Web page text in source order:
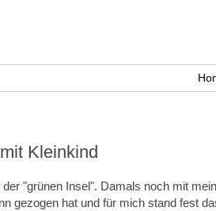
Kleinkind
"grünen Insel". Damals noch mit
gezogen hat und für mich stand fest